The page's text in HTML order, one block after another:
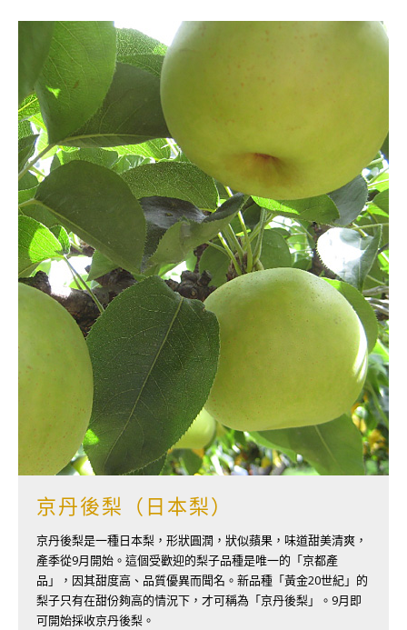
京丹後梨（日本梨）
京丹後梨是一種日本梨，形狀圓潤，狀似蘋果，味道甜美清爽，
產季從9月開始。這個受歡迎的梨子品種是唯一的「京都產
品」，因其甜度高、品質優異而聞名。新品種「黃金20世紀」的
梨子只有在甜份夠高的情況下，才可稱為「京丹後梨」。9月即
可開始採收京丹後梨。